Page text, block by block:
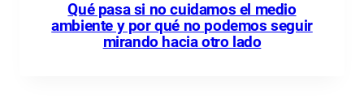
Qué pasa si no cuidamos el medio
ambiente y por qué no podemos seguir
mirando hacia otro lado